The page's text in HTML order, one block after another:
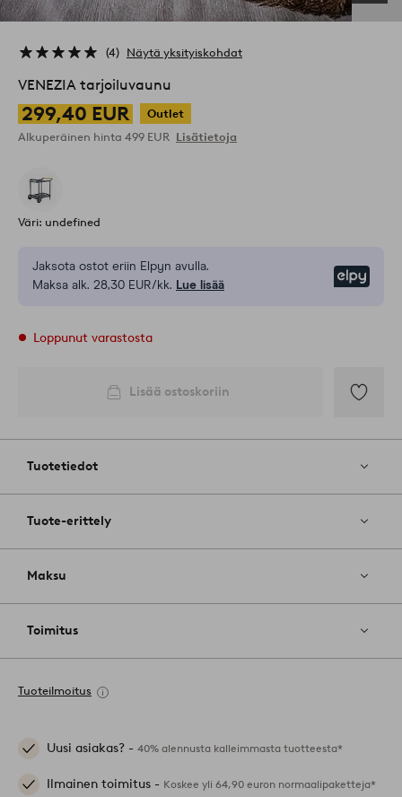
4 Näytä yksityiskohdat
VENEZIA tarjoiluvaunu
299,40 EUR
Outlet
Alkuperäinen hinta 499 EUR Lisätietoja
Väri: undefined
Jaksota ostot eriin Elpyn avulla.
Maksa alk. 28,30 EUR/kk. Lue lisää
Loppunut varastosta
Lisää ostoskoriin
Tuotetiedot
Tuote-erittely
Maksu
Toimitus
Tuoteilmoitus
Uusi asiakas? - 40% alennusta kalleimmasta tuotteesta*
Ilmainen toimitus - Koskee yli 64,90 euron normaalipaketteja*